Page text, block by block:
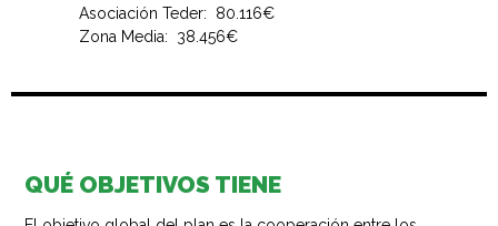
Asociación Teder: 80.116€
Zona Media: 38.456€
QUÉ OBJETIVOS TIENE​